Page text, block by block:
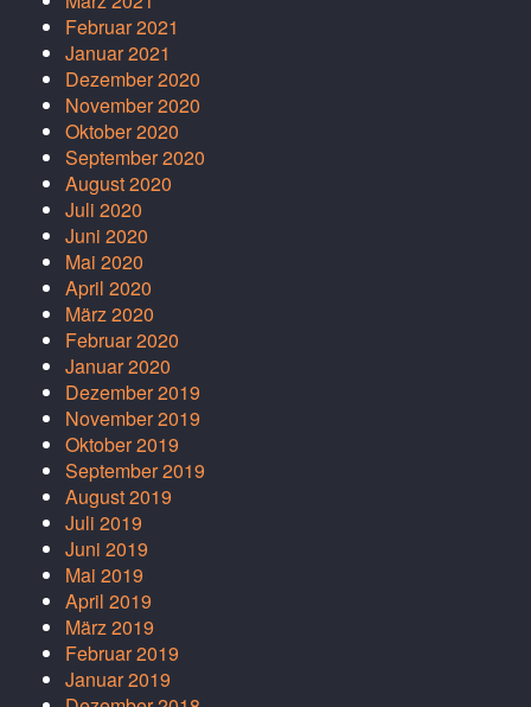
Februar 2021
Januar 2021
Dezember 2020
November 2020
Oktober 2020
September 2020
August 2020
Juli 2020
Juni 2020
Mai 2020
April 2020
März 2020
Februar 2020
Januar 2020
Dezember 2019
November 2019
Oktober 2019
September 2019
August 2019
Juli 2019
Juni 2019
Mai 2019
April 2019
März 2019
Februar 2019
Januar 2019